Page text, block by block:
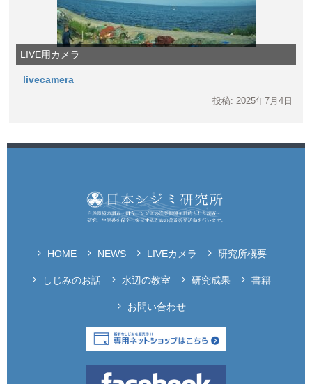
LIVE用カメラ
livecamera
投稿: 2025年7月4日
HOME NEWS LIVEカメラ 研究所概要
しじみのお話 水辺の教室 研究成果 書籍
お問い合わせ